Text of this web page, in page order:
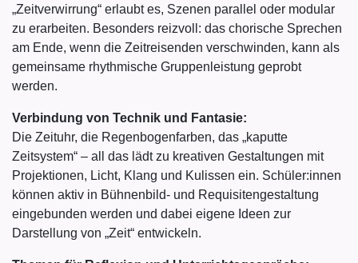
„Zeitverwirrung“ erlaubt es, Szenen parallel oder modular
zu erarbeiten. Besonders reizvoll: das chorische Sprechen
am Ende, wenn die Zeitreisenden verschwinden, kann als
gemeinsame rhythmische Gruppenleistung geprobt
werden.
Verbindung von Technik und Fantasie:
Die Zeituhr, die Regenbogenfarben, das „kaputte
Zeitsystem“ – all das lädt zu kreativen Gestaltungen mit
Projektionen, Licht, Klang und Kulissen ein. Schüler:innen
können aktiv in Bühnenbild- und Requisitengestaltung
eingebunden werden und dabei eigene Ideen zur
Darstellung von „Zeit“ entwickeln.